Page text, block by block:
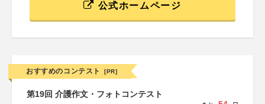
公式ホームページ
おすすめのコンテスト [PR]
第19回 介護作文・フォトコンテスト